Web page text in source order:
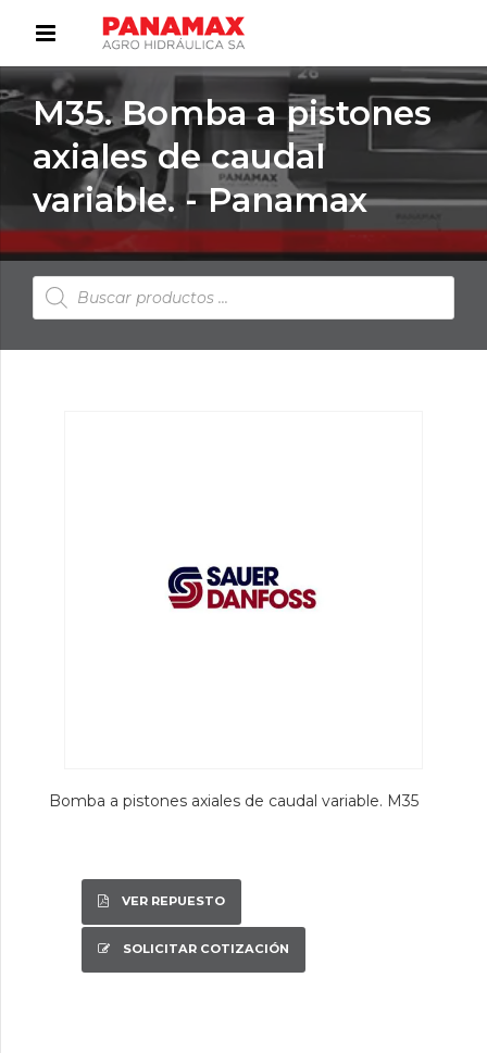
M35. Bomba a pistones
axiales de caudal
variable. - Panamax
Búsqueda
de
Bomba a pistones axiales de caudal variable. M35
VER REPUESTO
SOLICITAR COTIZACIÓN